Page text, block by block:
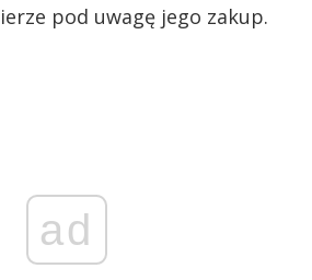
pod uwagę jego zakup.
ad